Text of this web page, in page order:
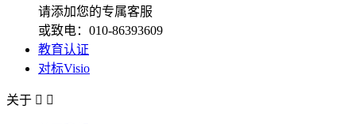
请添加您的专属客服
或致电：010-86393609
教育认证
对标Visio
关于  